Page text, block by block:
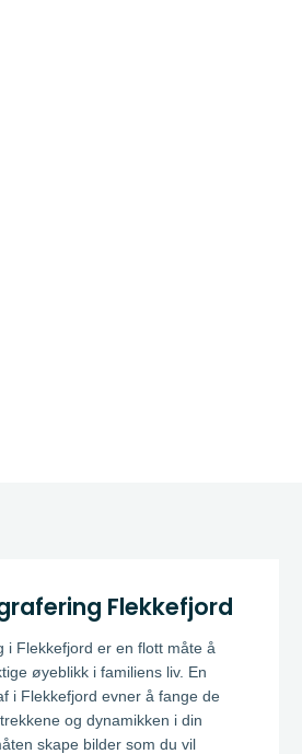
Flekkefjord
i Flekkefjord er en flott måte å
øyeblikk i familiens liv. En
i Flekkefjord evner å fange de
og dynamikken i din
skape bilder som du vil